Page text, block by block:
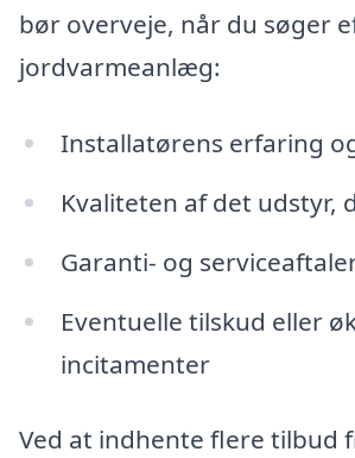
bør overveje, når du søger
jordvarmeanlæg:
Installatørens erfaring
Kvaliteten af det udstyr,
Garanti- og
Eventuelle tilskud eller
incitamenter
Ved at indhente flere tilbud